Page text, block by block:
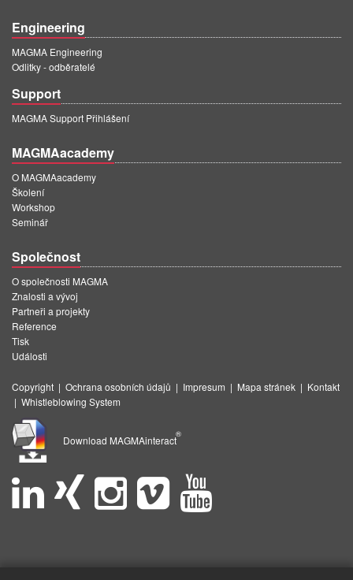
Engineering
MAGMA Engineering
Odlitky - odběratelé
Support
MAGMA Support Přihlášení
MAGMAacademy
O MAGMAacademy
Školení
Workshop
Seminář
Společnost
O společnosti MAGMA
Znalosti a vývoj
Partneři a projekty
Reference
Tisk
Události
Copyright | Ochrana osobních údajů | Impresum | Mapa stránek | Kontakt
| Whistleblowing System
Download MAGMAinteract
®